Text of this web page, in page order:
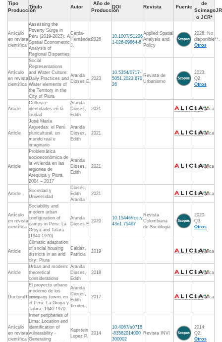
Tipo
Producción
Título Autor
Año de
Producción
DOI Revista Fuente
de
ScimagoJR
o JCR*
Artículo
en revista
científica
Assessing the
Poverty Surge in
Peru (2019-2023): A
Spatial Econometric
Analysis of
Regional Disparities
Cerda-
Hernández
J.
2026
10.1007/S1206
1-026-09864-6
Applied Spatial
Analysis and
Policy
2026: No
disponible**,
Otros
Artículo
en revista
científica
Social
Representations
and Water Culture:
Daily Practices and
Water elements of
the Territory in the
City of Piura
Aranda
Dioses E.
2023
10.5354/0717-
5051.2023.670
26
Revista de
Urbanismo
2023:
Q2,
Otros
Article
Cultura e
identidades en la
ciudad
Aranda
Dioses,
Edith
2021 No Aplica
Article
José María
Arguedas: el Perú
pluricultural, un
mundo real e
imaginario
Aranda
Dioses,
Edith
2021 No Aplica
Article
Problemática
socioeconómica de
la vivienda en las
regiones de
Arequipa y Piura,
2004 – 2017
Aranda
Dioses,
Edith
2021 No Aplica
Article
Sociedad y
Universidad
Dioses,
Edith
Aranda
2021 No Aplica
Artículo
en revista
científica
Sociability and
modern urban
configuration of
camps in Peru: La
Oroya and Talara
(1940-1970)
Aranda
Dioses E.
2020
10.15446/rcs.v
43n1.75467
Revista
Colombiana
de Sociologia
2020:
Q3,
Otros
Article
Climatic adaptation
of social housing
districts in an arid
city: Piura
Caldas,
Patricia
2019 No Aplica
Article
Urban and modern:
theoretical
considerations
Aranda
Dioses,
Edith
2018 No Aplica
DoctoralThesis
El proyecto urbano
moderno de los
company towns en
el Perú: La Oroya y
Talara, 1940-1970
Aranda
Dioses,
Edith
Teodora
2017 No Aplica
Artículo
en revista
científica
Inner peripheries of
Lima: Location and
identification of
vulnerability -
Generating
Kapstein
Lopez P.
2014
10.4067/s0718
-83582014000
300002
Revista INVI
2014:
Q2,
Otros